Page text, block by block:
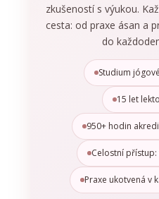
zkušeností s výukou.
cesta: od praxe ásan a
do
Studium
15 let
950+ hodin
Celostní přístup:
Praxe ukotvená v